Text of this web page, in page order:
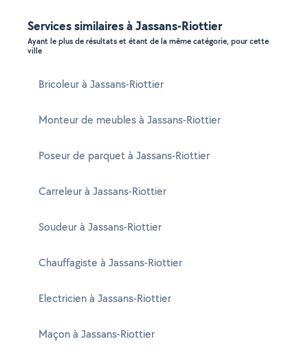
Services similaires à Jassans-Riottier
Ayant le plus de résultats et étant de la même catégorie, pour cette
ville
Bricoleur à Jassans-Riottier
Monteur de meubles à Jassans-Riottier
Poseur de parquet à Jassans-Riottier
Carreleur à Jassans-Riottier
Soudeur à Jassans-Riottier
Chauffagiste à Jassans-Riottier
Electricien à Jassans-Riottier
Maçon à Jassans-Riottier